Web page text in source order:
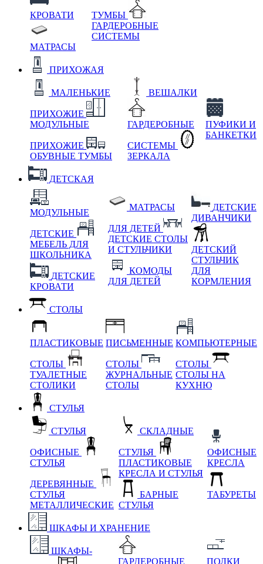
КРОВАТИ
МАТРАСЫ
ТУМБЫ
ГАРДЕРОБНЫЕ
СИСТЕМЫ
ПРИХОЖАЯ
МАЛЕНЬКИЕ
ПРИХОЖИЕ
МОДУЛЬНЫЕ
ПРИХОЖИЕ
ОБУВНЫЕ ТУМБЫ
ВЕШАЛКИ
ГАРДЕРОБНЫЕ
СИСТЕМЫ
ЗЕРКАЛА
ПУФИКИ И
БАНКЕТКИ
ДЕТСКАЯ
МОДУЛЬНЫЕ
ДЕТСКИЕ
МЕБЕЛЬ ДЛЯ
ШКОЛЬНИКА
ДЕТСКИЕ
КРОВАТИ
МАТРАСЫ
ДЛЯ ДЕТЕЙ
ДЕТСКИЕ СТОЛЫ
И СТУЛЬЧИКИ
КОМОДЫ
ДЛЯ ДЕТЕЙ
ДЕТСКИЕ
ДИВАНЧИКИ
ДЕТСКИЙ
СТУЛЬЧИК
ДЛЯ
КОРМЛЕНИЯ
СТОЛЫ
ПЛАСТИКОВЫЕ
СТОЛЫ
ТУАЛЕТНЫЕ
СТОЛИКИ
ПИСЬМЕННЫЕ
СТОЛЫ
ЖУРНАЛЬНЫЕ
СТОЛЫ
КОМПЬЮТЕРНЫЕ
СТОЛЫ
СТОЛЫ НА
КУХНЮ
СТУЛЬЯ
СТУЛЬЯ
ОФИСНЫЕ
СТУЛЬЯ
ДЕРЕВЯННЫЕ
СТУЛЬЯ
МЕТАЛЛИЧЕСКИЕ
СКЛАДНЫЕ
СТУЛЬЯ
ПЛАСТИКОВЫЕ
КРЕСЛА И СТУЛЬЯ
БАРНЫЕ
СТУЛЬЯ
ОФИСНЫЕ
КРЕСЛА
ТАБУРЕТЫ
ШКАФЫ И ХРАНЕНИЕ
ШКАФЫ-
ГАРДЕРОБНЫЕ
ПОЛКИ